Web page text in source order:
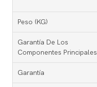
Peso (KG)
Garantía De Los
Componentes Principales
Garantía